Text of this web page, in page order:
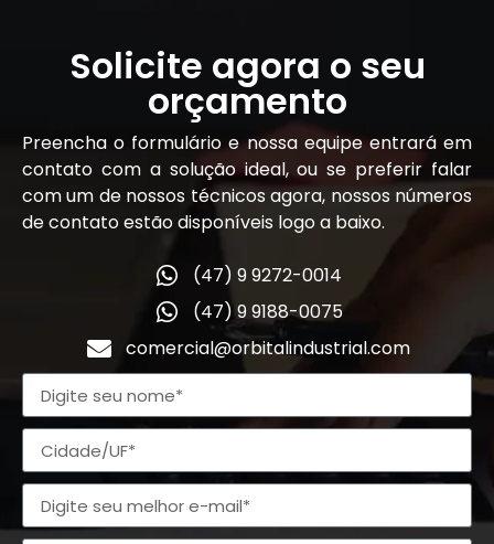
Solicite agora o seu
orçamento
Preencha o formulário e nossa equipe entrará em
contato com a solução ideal, ou se preferir falar
com um de nossos técnicos agora, nossos números
de contato estão disponíveis logo a baixo.
(47) 9 9272-0014
(47) 9 9188-0075
comercial@orbitalindustrial.com